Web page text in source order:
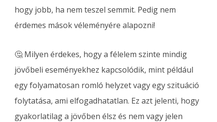
hogy jobb, ha nem teszel semmit. Pedig nem
érdemes mások véleményére alapozni!
🤔 Milyen érdekes, hogy a félelem szinte mindig
jövőbeli eseményekhez kapcsolódik, mint például
egy folyamatosan romló helyzet vagy egy szituáció
folytatása, ami elfogadhatatlan. Ez azt jelenti, hogy
gyakorlatilag a jövőben élsz és nem vagy jelen